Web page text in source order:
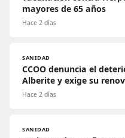
mayores de 65 años
Hace 2 días
SANIDAD
CCOO denuncia el
Alberite y exige su
Hace 2 días
SANIDAD